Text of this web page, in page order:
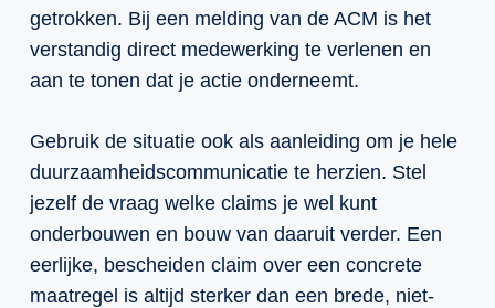
getrokken. Bij een melding van de ACM is het
verstandig direct medewerking te verlenen en
aan te tonen dat je actie onderneemt.
Gebruik de situatie ook als aanleiding om je hele
duurzaamheidscommunicatie te herzien. Stel
jezelf de vraag welke claims je wel kunt
onderbouwen en bouw van daaruit verder. Een
eerlijke, bescheiden claim over een concrete
maatregel is altijd sterker dan een brede, niet-